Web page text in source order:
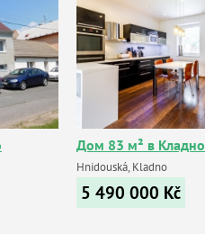
Дом 83 м² в Кладно
Hnidouská, Kladno
5 490 000 Kč